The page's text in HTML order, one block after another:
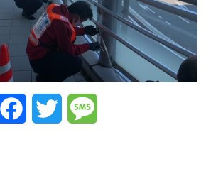
FacebookTwitter